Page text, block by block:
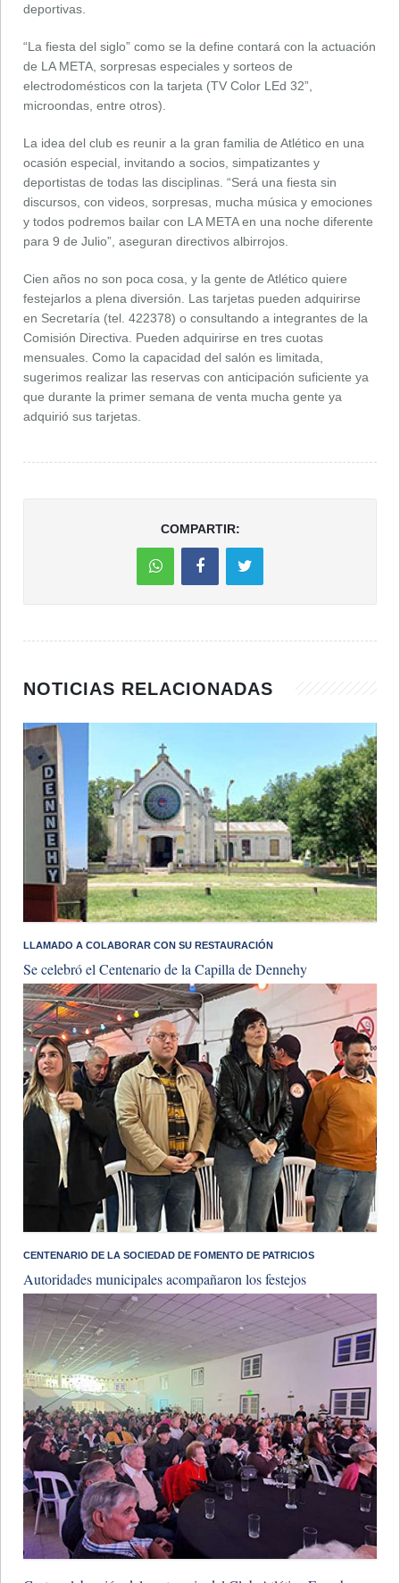
deportivas.
“La fiesta del siglo” como se la define contará con la actuación
de LA META, sorpresas especiales y sorteos de
electrodomésticos con la tarjeta (TV Color LEd 32”,
microondas, entre otros).
La idea del club es reunir a la gran familia de Atlético en una
ocasión especial, invitando a socios, simpatizantes y
deportistas de todas las disciplinas. “Será una fiesta sin
discursos, con videos, sorpresas, mucha música y emociones
y todos podremos bailar con LA META en una noche diferente
para 9 de Julio”, aseguran directivos albirrojos.
Cien años no son poca cosa, y la gente de Atlético quiere
festejarlos a plena diversión. Las tarjetas pueden adquirirse
en Secretaría (tel. 422378) o consultando a integrantes de la
Comisión Directiva. Pueden adquirirse en tres cuotas
mensuales. Como la capacidad del salón es limitada,
sugerimos realizar las reservas con anticipación suficiente ya
que durante la primer semana de venta mucha gente ya
adquirió sus tarjetas.
COMPARTIR:
NOTICIAS RELACIONADAS
​LLAMADO A COLABORAR CON SU RESTAURACIÓN
Se celebró el Centenario de la Capilla de Dennehy
​CENTENARIO DE LA SOCIEDAD DE FOMENTO DE PATRICIOS
Autoridades municipales acompañaron los festejos